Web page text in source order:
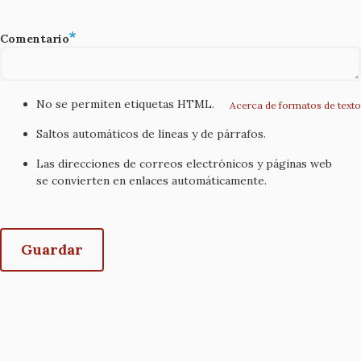
Comentario
Acerca de formatos de texto
No se permiten etiquetas HTML.
Saltos automáticos de líneas y de párrafos.
Las direcciones de correos electrónicos y páginas web
se convierten en enlaces automáticamente.